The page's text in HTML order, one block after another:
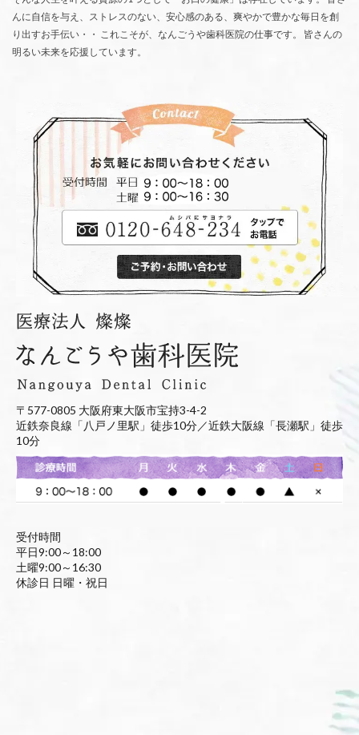
んに自信を与え、ストレスのない、安心感のある、爽やかで豊かな毎日を創
り出すお手伝い・・ これこそが、なんごうや歯科医院の仕事です。 皆さんの
明るい未来を応援しています。
〒577-0805 大阪府東大阪市宝持3-4-2
近鉄奈良線「八戸ノ里駅」徒歩10分／近鉄大阪線「長瀬駅」徒歩
10分
受付時間
平日9:00～18:00
土曜9:00～16:30
休診日 日曜・祝日